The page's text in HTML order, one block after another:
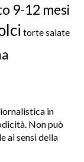
9-12 mesi
torte salate
in
Non può
ai sensi della